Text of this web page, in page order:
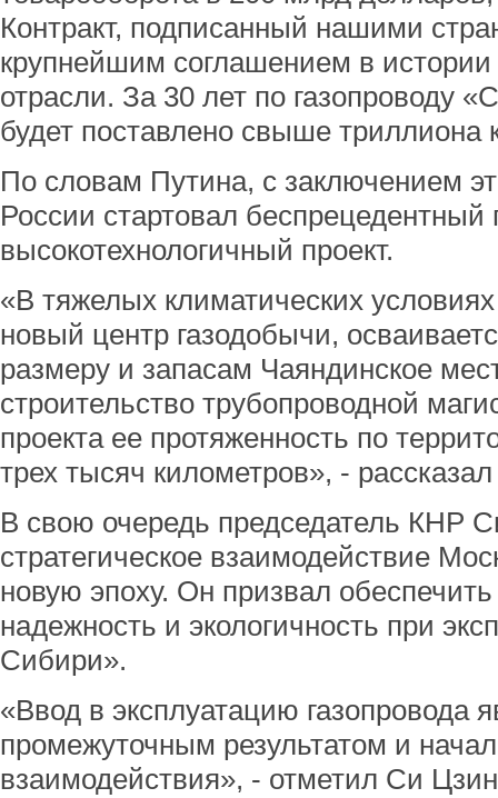
Контракт, подписанный нашими
крупнейшим соглашением в истории
отрасли. За 30 лет по газопроводу
будет поставлено свыше триллиона
По словам Путина, с заключением
России стартовал
высокотехнологичный проект.
«В тяжелых климатических
новый центр газодобычи,
размеру и запасам Чаяндинское
строительство трубопроводной
проекта ее протяженность по
трех тысяч километров», -
В свою очередь председатель КНР
стратегическое взаимодействие
новую эпоху. Он призвал обеспечить
надежность и экологичность при
Сибири».
«Ввод в эксплуатацию газопровода
промежуточным результатом и
взаимодействия», - отметил Си